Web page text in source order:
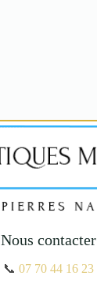
Nous contacter
📞07 70 44 16 23